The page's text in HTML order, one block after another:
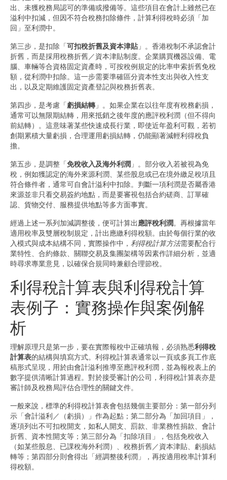
出、未獲稅務局認可的準備或撥備等。這些項目在會計上雖然已在
溢利中扣減，但因不符合稅務扣除條件，計算利得稅時必須「加
回」至利潤中。
第三步，是扣除「可扣稅折舊及資本津貼」。香港稅制不承認會計
折舊，而是採用稅務折舊／資本津貼制度。企業購買機器設備、電
腦、車輛等合資格固定資產時，可按稅例規定的比率申索折舊免稅
額，從利潤中扣除。這一步需要準確區分資本性支出與收入性支
出，以及定期維護固定資產登記與稅務折舊表。
第四步，是考慮「虧損結轉 」。如果企業在以往年度有稅務虧損，
通常可以無限期結轉，用來抵銷之後年度的應評稅利潤（但不得向
前結轉）。這意味著某些快速成長行業，即使近年盈利可觀，若初
創期累積大量虧損，合理運用虧損結轉，仍能顯著減輕利得稅負
擔。
第五步，是調整「免稅收入及海外利潤 」。部分收入若被視為免
稅，例如獲認定的海外來源利潤、某些股息或已在境外繳足稅項且
符合條件者，通常可自會計溢利中扣除。判斷一項利潤是否屬香港
來源並非只看交易簽約地點，而是要審視包括合約磋商、訂單確
認、貨物交付、服務提供地點等多方面事實。
經過上述一系列加減調整後，便可計算出應評稅利潤。再根據當年
適用稅率及雙層稅制規定，計出應繳利得稅額。由於每個行業的收
入模式與成本結構不同，實際操作中， 利得稅計算方法需要配合行
業特性、合約條款、關聯交易及集團架構等因素作詳細分析，並適
時尋求專業意見，以確保合規同時兼顧合理節稅。
利得稅計算表與利得稅計算
表例子：實務操作與案例解
析
理解原理只是第一步，要在實際報稅中正確填報，必須熟悉利得稅
計算表的結構與填寫方式。利得稅計算表通常以一頁或多頁工作底
稿形式呈現，用於由會計溢利推導至應評稅利潤，並為報稅表上的
數字提供清晰計算過程。對於接受審計的公司，利得稅計算表亦是
審計師及稅務局評估合理性的關鍵文件。
一般來說，標準的利得稅計算表會包括幾個主要部分：第一部分列
示「會計溢利／（虧損）」作為起點；第二部分為「加回項目」，
逐項列出不可扣稅開支，如私人開支、罰款、非業務性捐款、會計
折舊、資本性開支等；第三部分為「扣除項目」，包括免稅收入
（如某些股息、已課稅海外利潤）、稅務折舊／資本津貼、虧損結
轉等；第四部分則會得出「經調整後利潤」，再按適用稅率計算利
得稅額。